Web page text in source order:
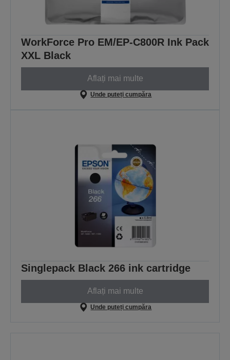
WorkForce Pro EM/EP-C800R Ink Pack
XXL Black
Aflați mai multe
Unde puteți cumpăra
Singlepack Black 266 ink cartridge
Aflați mai multe
Unde puteți cumpăra